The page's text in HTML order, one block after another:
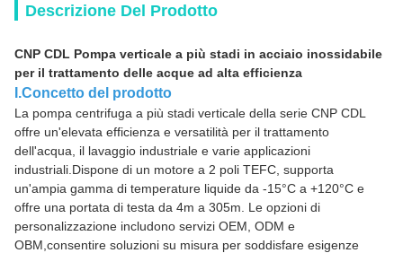
Descrizione Del Prodotto
CNP CDL Pompa verticale a più stadi in acciaio inossidabile
per il trattamento delle acque ad alta efficienza
I.Concetto del prodotto
La pompa centrifuga a più stadi verticale della serie CNP CDL
offre un'elevata efficienza e versatilità per il trattamento
dell'acqua, il lavaggio industriale e varie applicazioni
industriali.Dispone di un motore a 2 poli TEFC, supporta
un'ampia gamma di temperature liquide da -15°C a +120°C e
offre una portata di testa da 4m a 305m. Le opzioni di
personalizzazione includono servizi OEM, ODM e
OBM,consentire soluzioni su misura per soddisfare esigenze